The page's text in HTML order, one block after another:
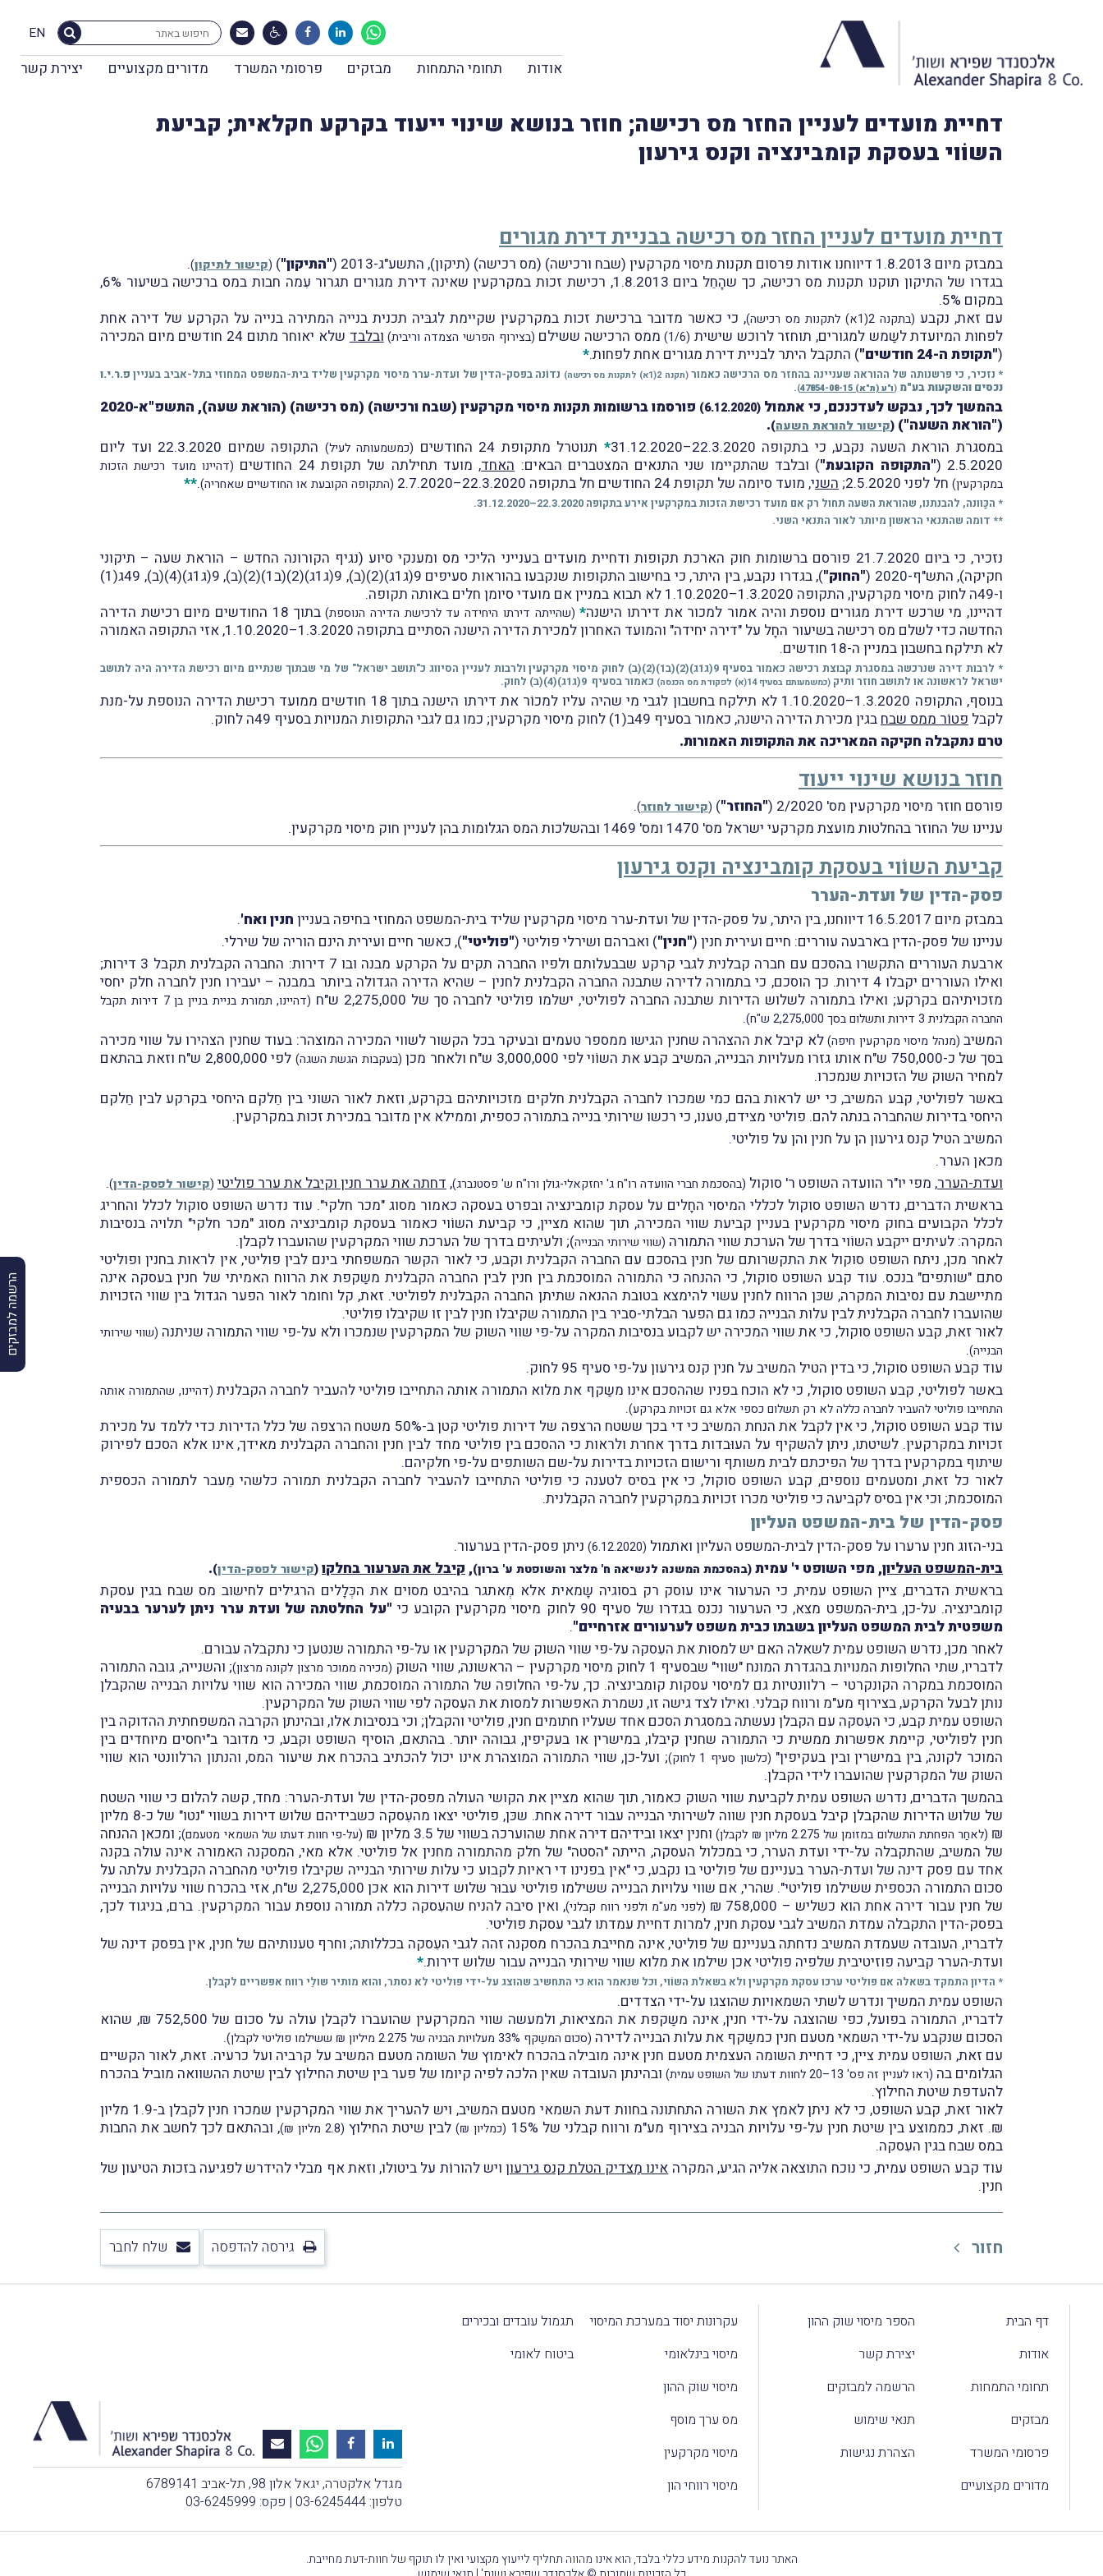
EN
אודות תחומי התמחות מבזקים פרסומי המשרד מדורים מקצועיים יצירת קשר
הרשמה למבזקים
דחיית מועדים לעניין החזר מס רכישה; חוזר בנושא שינוי ייעוד בקרקע חקלאית; קביעת
השוֹוי בעסקת קומבינציה וקנס גירעון
דחיית מועדים לעניין החזר מס רכישה בבניית דירת מגורים
במבזק מיום 1.8.2013 דיווחנו אודות פרסום תקנות מיסוי מקרקעין (שבח ורכישה) (מס רכישה) (תיקון), התשע"ג-2013 ( "התיקון")
(קישור לתיקון)
.
בגדרו של התיקון תוקנו תקנות מס רכישה, כך שהָחֵל ביום 1.8.2013, רכישת זכות במקרקעין שאינה דירת מגורים תגרור עִמה חבות במס ברכישה בשיעור 6%,
במקום 5%.
עם זאת, נקבע (בתקנה 2(1א) לתקנות מס רכישה)
, כי כאשר מדובר ברכישת זכות במקרקעין שקיימת לגבּיה תכנית בנייה המתירה בנייה על הקרקע של דירה אחת
לפחות המיועדת לשַמש למגורים, תוחזר לרוכש שישית (1/6) ממס הרכישה ששילם (בצירוף הפרשי הצמדה וריבית) ובלבד
שלא יאוחר מתום 24 חודשים מיום המכירה
("תקופת ה-24 חודשים" ) התקבל היתר לבניית דירת מגורים אחת לפחות.*
* נזכיר, כי פרשנותה של ההוראה שעניינה בהחזר מס הרכישה כאמור(תקנה 2(1א) לתקנות מס רכישה) נדוֹנה בפסק-הדין של ועדת-ערר מיסוי מקרקעין שליד בית-המשפט המחוזי בתל-אביב בעניין פ.ר.י.ו
נכסים והשקעות בע"מ (ו"ע (ת"א) 47854-08-15 )
.
בהמשך לכך, נבקש לעדכנכם, כי אתמול (6.12.2020)
פורסמו ברשומות תקנות מיסוי מקרקעין (שבח ורכישה) (מס רכישה) (הוראת שעה), התשפ"א-2020
("הוראת השעה") (קישור להוראת השעה)
.
במסגרת הוראת השעה נקבע, כי בתקופה 22.3.2020–31.12.2020
* תנוטרל מתקופת 24 החודשים (כמשמעותה לעיל)
התקופה שמיום 22.3.2020 ועד ליום
2.5.2020 ( "התקופה הקובעת") ובלבד שהתקיימו שני התנאים המצטברים הבאים: האחד, מועד תחילתה של תקופת 24 החודשים
(דהיינו מועד רכישת הזכות
במקרקעין) חל לפני 2.5.2020; השני, מועד סיומה של תקופת 24 החודשים חל בתקופה 22.3.2020–2.7.2020 (התקופה הקובעת או החודשיים שאחריה).
**
* הכַּוונה, להבנתנו, שהוראת השעה תחול רק אם מועד רכישת הזכות במקרקעין אירע בתקופה 22.3.2020–31.12.2020.
** דומה שהתנאי הראשון מיותר לאור התנאי השני.
נזכיר, כי ביום 21.7.2020 פורסם ברשומות חוק הארכת תקופות ודחיית מועדים בענייני הליכי מס ומענקי סיוע (נגיף הקורונה החדש – הוראת שעה – תיקוני
חקיקה), התש"ף-2020 (
"החוק"
), בגדרו נקבע, בין היתר, כי בחישוב התקופות שנקבעו בהוראות סעיפים 9(ג1ג)(2)(ב), 9(ג1ג)(2)(ב1)(2)(ב), 9(ג1ג)(4)(ב), 49ג(1)
ו-49ה לחוק מיסוי מקרקעין, התקופה 1.3.2020–1.10.2020 לא תבוא במניין אם מועדי סיומן חלים באותה תקופה.
דהיינו, מי שרכש דירת מגורים נוספת והיה אמור למכור את דירתו הישנה* (שהייתה דירתו היחידה עד לרכישת הדירה הנוספת)
בתוך 18 החודשים מיום רכישת הדירה
החדשה כדי לשלם מס רכישה בשיעור החָל על "דירה יחידה" והמועד האחרון למכירת הדירה הישנה הסתיים בתקופה 1.3.2020–1.10.2020, אזי התקופה האמורה
לא תילקח בחשבון במניין ה-18 חודשים.
* לרבות דירה שנרכשה במסגרת קבוצת רכישה כאמור בסעיף 9(ג1ג)(2)(ב1)(2)(ב) לחוק מיסוי מקרקעין ולרבות לעניין הסיווג כ"תושב ישראל" של מי שבתוך שנתיים מיום רכישת הדירה היה לתושב
ישראל לראשונה או לתושב חוזר ותיק (כמשמעותם בסעיף 14(א) לפקודת מס הכנסה) כאמור בסעיף 9(ג1ג)(4)(ב) לחוק.
בנוסף, התקופה 1.3.2020–1.10.2020 לא תילקח בחשבון לגבי מי שהיה עליו למכוֹר את דירתו הישנה בתוך 18 חודשים ממועד רכישת הדירה הנוספת על-מנת
לקבל פטוֹר ממס שבח בגין מכירת הדירה הישנה, כאמור בסעיף 49ב(1) לחוק מיסוי מקרקעין; כמו גם לגבי התקופות המנויות בסעיף 49ה לחוק.
טרם נתקבלה חקיקה המאריכה את התקופות האמורות.
חוזר בנושא שינוי ייעוד
פורסם חוזר מיסוי מקרקעין מס' 2/2020 ( "החוזר")
(קישור לחוזר)
.
עניינו של החוזר בהחלטות מועצת מקרקעי ישראל מס' 1470 ומס' 1469 ובהשלכות המס הגלומות בהן לעניין חוק מיסוי מקרקעין.
קביעת השוֹוי בעסקת קומבינציה וקנס גירעון
פסק-הדין של ועדת-הערר
במבזק מיום 16.5.2017 דיווחנו, בין היתר, על פסק-הדין של ועדת-ערר מיסוי מקרקעין שליד בית-המשפט המחוזי בחיפה בעניין חנין ואח'.
עניינו של פסק-הדין בארבעה עוררים: חיים ועירית חנין ("חנין") ואברהם ושירלי פוליטי ("פוליטי"), כאשר חיים ועירית הינם הוריה של שירלי.
ארבעת העוררים התקשרו בהסכם עם חברה קבלנית לגבי קרקע שבבעלותם ולפיו החברה תקים על הקרקע מבנה ובו 7 דירות: החברה הקבלנית תקבל 3 דירות;
ואילו העוררים יקבלו 4 דירות. כך הוסכם, כי בתמורה לדירה שתבנה החברה הקבלנית לחנין – שהיא הדירה הגדולה ביותר במבנה – יעבירו חנין לחברה חלק יחסי
מזכויתיהם בקרקע; ואילו בתמורה לשלוש הדירות שתבנה החברה לפוליטי, ישלמו פוליטי לחברה סך של 2,275,000 ש"ח
(דהיינו, תמורת בניית בניין בן 7 דירות תקבל
החברה הקבלנית 3 דירות ותשלום בסך 2,275,000 ש"ח)
.
המשיב (מנהל מיסוי מקרקעין חיפה)לא קיבל את ההצהרה שחנין הגישו ממספר טעמים ובעיקר בכל הקשור לשווי המכירה המוצהר: בעוד שחנין הצהירו על שווי מכירה
בסך של כ-750,000 ש"ח אותו גזרו מעלויות הבנייה, המשיב קבע את השוֹוי לפי 3,000,000 ש"ח ולאחר מכן
(בעקבות הגשת השגה)
לפי 2,800,000 ש"ח וזאת בהתאם
למחיר השוק של הזכויות שנמכרו.
באשר לפוליטי, קבע המשיב, כי יש לראות בהם כמי שמכרו לחברה הקבלנית חלקים מזכויותיהם בקרקע, וזאת לאור השוני בין חֵלקם היחסי בקרקע לבין חֵלקם
היחסי בדירות שהחברה בנתה להם. פוליטי מצידם, טענו, כי רכשו שירותי בנייה בתמורה כספית, וממילא אין מדובר במכירת זכות במקרקעין.
המשיב הטיל קנס גירעון הן על חנין והן על פוליטי.
מכאן הערר.
ועדת-הערר, מפי יו"ר הוועדה השופט ר' סוקול (בהסכמת חברי הוועדה רו"ח ג' יחזקאלי-גולן ורו"ח ש' פסטנברג), דחתה את ערר חנין וקיבל את ערר פוליטי (קישור לפסק-הדין)
.
בראשית הדברים, נדרש השופט סוקול לכללי המיסוי החָלים על עסקת קומבינציה ובפרט בעסקה כאמור מסוג "מכר חלקי". עוד נדרש השופט סוקול לכלל והחריג
לכלל הקבועים בחוק מיסוי מקרקעין בעניין קביעת שווי המכירה, תוך שהוא מציין, כי קביעת השוֹוי כאמור בעסקת קומבינציה מסוג "מכר חלקי" תלויה בנסיבות
המקרה: לעיתים ייקבע השוֹוי בדרך של הערכת שווי התמורה (שווי שירותי הבנייה); ולעיתים בדרך של הערכת שווי המקרקעין שהועברו לקבלן.
לאחר מכן, ניתח השופט סוקול את התקשרותם של חנין בהסכם עם החברה הקבלנית וקבע, כי לאור הקשר המשפחתי בינם לבין פוליטי, אין לראות בחנין ופוליטי
סתם "שותפים" בנכס. עוד קבע השופט סוקול, כי ההנחה כי התמורה המוסכמת בין חנין לבין החברה הקבלנית משַקפת את הרווח האמיתי של חנין בעסקה אינה
מתיישבת עם נסיבות המקרה, שכּן הרווח לחנין עשוי להימצא בטובת ההנאה שתיתן החברה הקבלנית לפוליטי. זאת, קל וחומר לאור הפער הגדול בין שווי הזכויות
שהועברו לחברה הקבלנית לבין עלות הבנייה כמו גם הפער הבלתי-סביר בין התמורה שקיבלו חנין לבין זו שקיבלו פוליטי.
לאור זאת, קבע השופט סוקול, כי את שווי המכירה יש לקבוע בנסיבות המקרה על-פי שווי השוק של המקרקעין שנמכרו ולא על-פי שווי התמורה שניתנה (שווי שירותי
הבנייה).
עוד קבע השופט סוקול, כי בדין הטיל המשיב על חנין קנס גירעון על-פי סעיף 95 לחוק.
באשר לפוליטי, קבע השופט סוקול, כי לא הוכח בפניו שההסכם אינו משַקף את מלוא התמורה אותה התחייבו פוליטי להעביר לחברה הקבלנית (דהיינו, שהתמורה אותה
התחייבו פוליטי להעביר לחברה כללה לא רק תשלום כספי אלא גם זכויות בקרקע).
עוד קבע השופט סוקול, כי אין לקבל את הנחת המשיב כי די בכך ששטח הרצפה של דירות פוליטי קטן ב-50% משטח הרצפה של כלל הדירות כדי ללמד על מכירת
זכויות במקרקעין. לשיטתו, ניתן להשקיף על העוּבדות בדרך אחרת ולראות כי ההסכם בין פוליטי מחד לבין חנין והחברה הקבלנית מאידך, אינו אלא הסכם לפירוק
שיתוף במקרקעין בדרך של הפיכתם לבית משותף ורישום הזכויות בדירות על-שם השותפים על-פי חלקיהם.
לאור כל זאת, ומטעמים נוספים, קבע השופט סוקול, כי אין בסיס לטענה כי פוליטי התחייבו להעביר לחברה הקבלנית תמורה כלשהי מֵעבר לתמורה הכספית
המוסכמת; וכי אין בסיס לקביעה כי פוליטי מכרו זכויות במקרקעין לחברה הקבלנית.
פסק-הדין של בית-המשפט העליון
בני-הזוג חנין ערערו על פסק-הדין לבית-המשפט העליון ואתמול (6.12.2020)
ניתן פסק-הדין בערעור.
בית-המשפט העליון, מפי השופט י' עמית(בהסכמת המשנה לנשיאה ח' מלצר והשופטת ע' ברון), קיבל את הערעור בחלקו(קישור לפסק-הדין)
.
בראשית הדברים, ציין השופט עמית, כי הערעור אינו עוסק רק בסוגיה שָמאית אלא מְאתגר בהיבט מסוים את הכְּלָלים הרגילים לחישוב מס שבח בגין עסקת
קומבינציה. על-כן, בית-המשפט מצא, כי הערעור נכנס בגדרו של סעיף 90 לחוק מיסוי מקרקעין הקובע כי
"על החלטתה של ועדת ערר ניתן לערער בבעיה
משפטית לבית המשפט העליון בשבתו כבית משפט לערעורים אזרחיים".
לאחר מכן, נדרש השופט עמית לשאלה האם יש למסות את העִסקה על-פי שווי השוק של המקרקעין או על-פי התמורה שנטען כי נתקבלה עבורם.
לדבריו, שתי החלופות המנויות בהגדרת המונח "שווי" שבסעיף 1 לחוק מיסוי מקרקעין – הראשונה, שווי השוק
(מכירה ממוכר מרצון לקונה מרצון); והשנייה, גובה התמורה
המוסכמת במקרה הקונקרטי – רלוונטיות גם למיסוי עסקות קומבינציה. כך, על-פי החלופה של התמורה המוסכמת, שווי המכירה הוא שווי עלויות הבנייה שהקבלן
נותן לבעל הקרקע, בצירוף מע"מ ורווח קבלני. ואילו לצד גישה זו, נשמרת האפשרות למסות את העִסקה לפי שווי השוק של המקרקעין.
השופט עמית קבע, כי העִסקה עם הקבלן נעשתה במסגרת הסכם אחד שעליו חתומים חנין, פוליטי והקבלן; וכי בנסיבות אלו, ובהינתן הקרבה המשפחתית ההדוקה בין
חנין לפוליטי, קיימת אפשרות ממשית כי התמורה שחנין קיבלו, במישרין או בעקיפין, גבוהה יותר. בהתאם, הוסיף השופט וקבע, כי מדובר ב"יחסים מיוחדים בין
המוכר לקונה, בין במישרין ובין בעקיפין" (כלשון סעיף 1 לחוק)
; ועל-כן, שווי התמורה המוצהרת אינו יכול להכתיב בהכרח את שיעור המס, והנתון הרלוונטי הוא שווי
השוק של המקרקעין שהועברו לידי הקבלן.
בהמשך הדברים, נדרש השופט עמית לקביעת שווי השוק כאמור, תוך שהוא מציין את הקושי העולה מפסק-הדין של ועדת-הערר: מחד, קשה להלום כי שווי השטח
של שלוש הדירות שהקבלן קיבל בעסקת חנין שווה לשירותי הבנייה עבור דירה אחת. שכּן, פוליטי יצאו מהעִסקה כשבידיהם שלוש דירות בשווי "נטו" של כ-8 מליון
₪ (לאחַר הפחתת התשלום במזומן של 2.275 מליון ₪ לקבלן) וחנין יצאו ובידיהם דירה אחת שהוערכה בשווי של 3.5 מליון ₪ (על-פי חוות דעתו של השמאי מטעמם); ומכאן ההנחה
של המשיב, שהתקבלה על-ידי ועדת הערר, כי במכלול העסקה, הייתה "הסטה" של חלק מהתמורה מחנין אל פוליטי. אלא מאי, המסקנה האמורה אינה עולה בקנה
אחד עם פסק דינה של ועדת-הערר בעניינם של פוליטי בו נקבע, כי "אין בפנינו די ראיות לקבוע כי עלות שירותי הבנייה שקיבלו פוליטי מהחברה הקבלנית עלתה על
סכום התמורה הכספית ששילמו פוליטי". שהרי, אם שווי עלויות הבנייה ששילמו פוליטי עבוּר שלוש דירות הוא אכן 2,275,000 ש"ח, אזי בהכרח שווי עלויות הבנייה
של חנין עבור דירה אחת הוא כשליש – 758,000 ₪
(לפני מע"מ ולפני רווח קבלני), ואין סיבה להניח שהעִסקה כללה תמורה נוספת עבור המקרקעין. ברם, בניגוד לכך,
בפסק-הדין התקבלה עמדת המשיב לגבי עסקת חנין, למרות דחיית עמדתו לגבי עסקת פוליטי.
לדבריו, העובדה שעמדת המשיב נדחתה בעניינם של פוליטי, אינה מחייבת בהכרח מסקנה זהה לגבי העִסקה בכללותה; וחרף טענותיהם של חנין, אין בפסק דינה של
ועדת-הערר קביעה פוזיטיבית שלפיה פוליטי אכן שילמו את מלוא שווי שירותי הבנייה עבור שלוש דירות.*
* הדיון התמקד בשאלה אם פוליטי ערכו עסקת מקרקעין ולא בשאלת השוֹוי, וכל שנאמר הוא כי התחשיב שהוצג על-ידי פוליטי לא נסתר, והוא מותיר שולֵי רווח אפשריים לקבלן.
השופט עמית המשיך ונדרש לשתי השמאויות שהוצגו על-ידי הצדדים.
לדבריו, התמורה בפועל, כפי שהוצגה על-ידי חנין, אינה משַקפת את המציאות, ולמעשה שווי המקרקעין שהועברו לקבלן עולה על סכום של 752,500 ₪, שהוא
הסכום שנקבע על-ידי השמאי מטעם חנין כמשַקף את עלות הבנייה לדירה (סכום המשַקף 33% מעלויות הבניה של 2.275 מיליון ₪ ששילמו פוליטי לקבלן)
.
עם זאת, השופט עמית ציין, כי דחיית השומה העצמית מטעם חנין אינה מובילה בהכרח לאימוץ של השומה מטעם המשיב על קרביה ועל כרעיה. זאת, לאור הקשיים
הגלומים בה (ראו לעניין זה פס' 13–20 לחוות דעתו של השופט עמית)
ובהינתן העובדה שאין הלכה לפיה קיומו של פער בין שיטת החילוץ לבין שיטת ההשוואה מוביל בהכרח
להעדפת שיטת החילוץ.
לאור זאת, קבע השופט, כי לא ניתן לאמץ את השורה התחתונה בחוות דעת השמאי מטעם המשיב, ויש להעריך את שווי המקרקעין שמכרו חנין לקבלן ב-1.9 מליון
₪. זאת, כממוצע בין שיטת חנין על-פי עלויות הבניה בצירוף מע"מ ורווח קבלני של 15%
(כמליון ₪)לבין שיטת החילוץ (2.8 מליון ₪)
, ובהתאם לכך לחשב את החבות
במס שבח בגין העִסקה.
עוד קבע השופט עמית, כי נוכח התוצאה אליה הגיע, המקרה אינו מַצדיק הטלת קנס גירעוןויש להורוֹת על ביטולו, וזאת אף מבלי להידרש לפגיעה בזכות הטיעון של
חנין.
חזור גירסה להדפסה שלח לחבר
דף הבית
אודות
תחומי התמחות
מבזקים
פרסומי המשרד
מדורים מקצועיים
הספר מיסוי שוק ההון
יצירת קשר
הרשמה למבזקים
תנאי שימוש
הצהרת נגישות
עקרונות יסוד במערכת המיסוי
מיסוי בינלאומי
מיסוי שוק ההון
מס ערך מוסף
מיסוי מקרקעין
מיסוי רווחי הון
תגמול עובדים ובכירים
ביטוח לאומי
מגדל אלקטרה, יגאל אלון 98, תל-אביב 6789141
טלפון: 03-6245444 | פקס: 03-6245999
האתר נועד להקנות מידע כללי בלבד, הוא אינו מהווה תחליף לייעוץ מקצועי ואין לו תוקף של חוות-דעת מחייבת.